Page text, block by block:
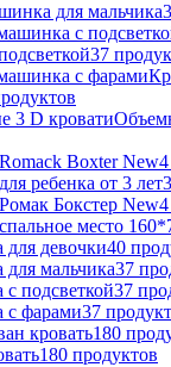
для мальчика
37
Boxter New4
ребенка от 3 лет
Бокстер New4
место
девочки40
мальчика37
подсветкой37
с фарами37
кровать180
180 продуктов